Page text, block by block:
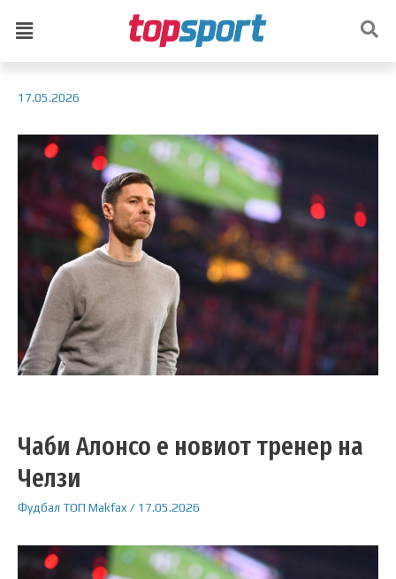
17.05.2026
Чаби Алонсо е новиот тренер на
Челзи
Фудбал ТОП Makfax / 17.05.2026